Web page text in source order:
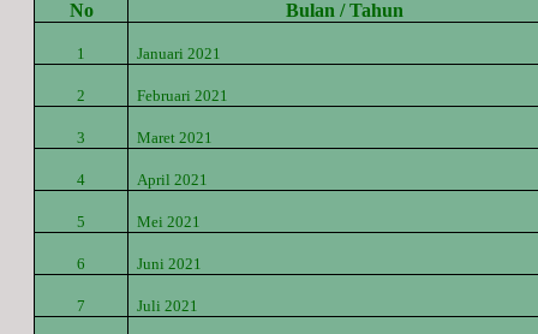
No Bulan / Tahun
1 Januari 2021
2 Februari 2021
3 Maret 2021
4 April 2021
5 Mei 2021
6 Juni 2021
7 Juli 2021